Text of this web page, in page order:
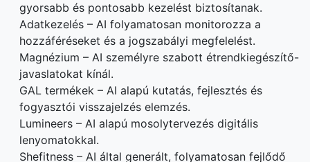
gyorsabb és pontosabb kezelést biztosítanak.
Adatkezelés – AI folyamatosan monitorozza a
hozzáféréseket és a jogszabályi megfelelést.
Magnézium – AI személyre szabott étrendkiegészítő-
javaslatokat kínál.
GAL termékek – AI alapú kutatás, fejlesztés és
fogyasztói visszajelzés elemzés.
Lumineers – AI alapú mosolytervezés digitális
lenyomatokkal.
Shefitness – AI által generált, folyamatosan fejlődő